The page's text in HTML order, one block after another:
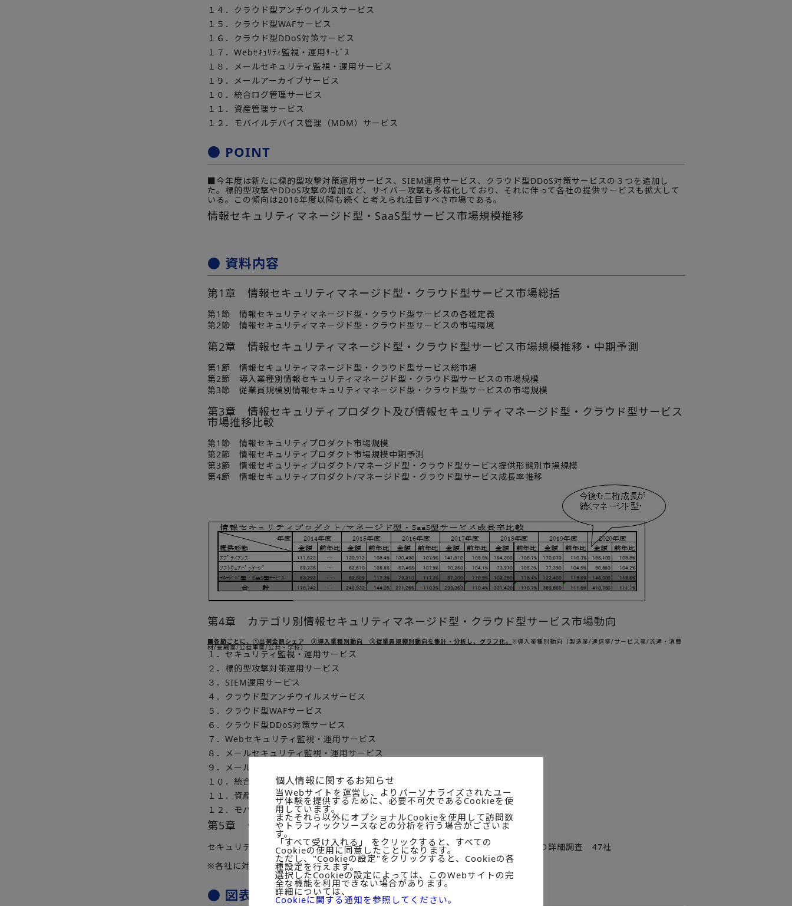
１４．クラウド型アンチウイルスサービス
１５．クラウド型WAFサービス
１６．クラウド型DDoS対策サービス
１７．Webｾｷｭﾘﾃｨ監視・運用ｻｰﾋﾞｽ
１８．メールセキュリティ監視・運用サービス
１９．メールアーカイブサービス
１０．統合ログ管理サービス
１１．資産管理サービス
１２．モバイルデバイス管理（MDM）サービス
● POINT
■今年度は新たに標的型攻撃対策運用サービス、SIEM運用サービス、クラウド型DDoS対策サービスの３つを追加し
た。標的型攻撃やDDoS攻撃の増加など、サイバー攻撃も多様化しており、それに伴って各社の提供サービスも拡大して
いる。この傾向は2016年度以降も続くと考えられ注目すべき市場である。
情報セキュリティマネージド型・SaaS型サービス市場規模推移
● 資料内容
第1章 情報セキュリティマネージド型・クラウド型サービス市場総括
第1節 情報セキュリティマネージド型・クラウド型サービスの各種定義
第2節 情報セキュリティマネージド型・クラウド型サービスの市場環境
第2章 情報セキュリティマネージド型・クラウド型サービス市場規模推移・中期予測
第1節 情報セキュリティマネージド型・クラウド型サービス総市場
第2節 導入業種別情報セキュリティマネージド型・クラウド型サービスの市場規模
第3節 従業員規模別情報セキュリティマネージド型・クラウド型サービスの市場規模
第3章 情報セキュリティプロダクト及び情報セキュリティマネージド型・クラウド型サービス
市場推移比較
第1節 情報セキュリティプロダクト市場規模
第2節 情報セキュリティプロダクト市場規模中期予測
第3節 情報セキュリティプロダクト/マネージド型・クラウド型サービス提供形態別市場規模
第4節 情報セキュリティプロダクト/マネージド型・クラウド型サービス成長率推移
第4章 カテゴリ別情報セキュリティマネージド型・クラウド型サービス市場動向
■各節ごとに、①出荷金額シェア ②導入業種別動向 ③従業員規模別動向を集計・分析し、グラフ化。 ※導入業種別動向（製造業/通信業/サービス業/流通・消費
材/金融業/公益事業/公共・学校）
１．セキュリティ監視・運用サービス
２．標的型攻撃対策運用サービス
３．SIEM運用サービス
４．クラウド型アンチウイルスサービス
５．クラウド型WAFサービス
６．クラウド型DDoS対策サービス
７．Webセキュリティ監視・運用サービス
８．メールセキュリティ監視・運用サービス
９．メールアーカイブサービス
１０．統合ログ管理サービス
１１．資産管理管理サービス
１２．モバイルデバイス管理（MDM）サービス
第5章 個別企業実態編
セキュリティサービス専業ベンダー、キャリア・ISP事業者、SIベンダー等に対しての詳細調査 47社
※各社に対して面接取材等による調査
● 図表目次
個人情報に関するお知らせ
当Webサイトを運営し、よりパーソナライズされたユー
ザ体験を提供するために、必要不可欠であるCookieを使
用しています。
またそれら以外にオプショナルCookieを使用して訪問数
やトラフィックソースなどの分析を行う場合がございま
す。
「すべて受け入れる」 をクリックすると、すべての
Cookieの使用に同意したことになります。
ただし、"Cookieの設定"をクリックすると、Cookieの各
種設定を行えます。
選択したCookieの設定によっては、このWebサイトの完
全な機能を利用できない場合があります。
詳細については、
Cookieに関する通知を参照してください。